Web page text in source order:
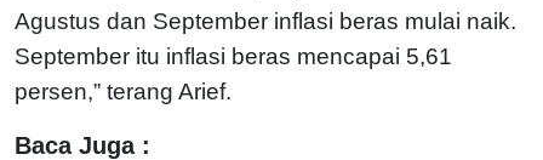
Agustus dan September inflasi beras mulai naik.
September itu inflasi beras mencapai 5,61
persen,” terang Arief.
Baca Juga :